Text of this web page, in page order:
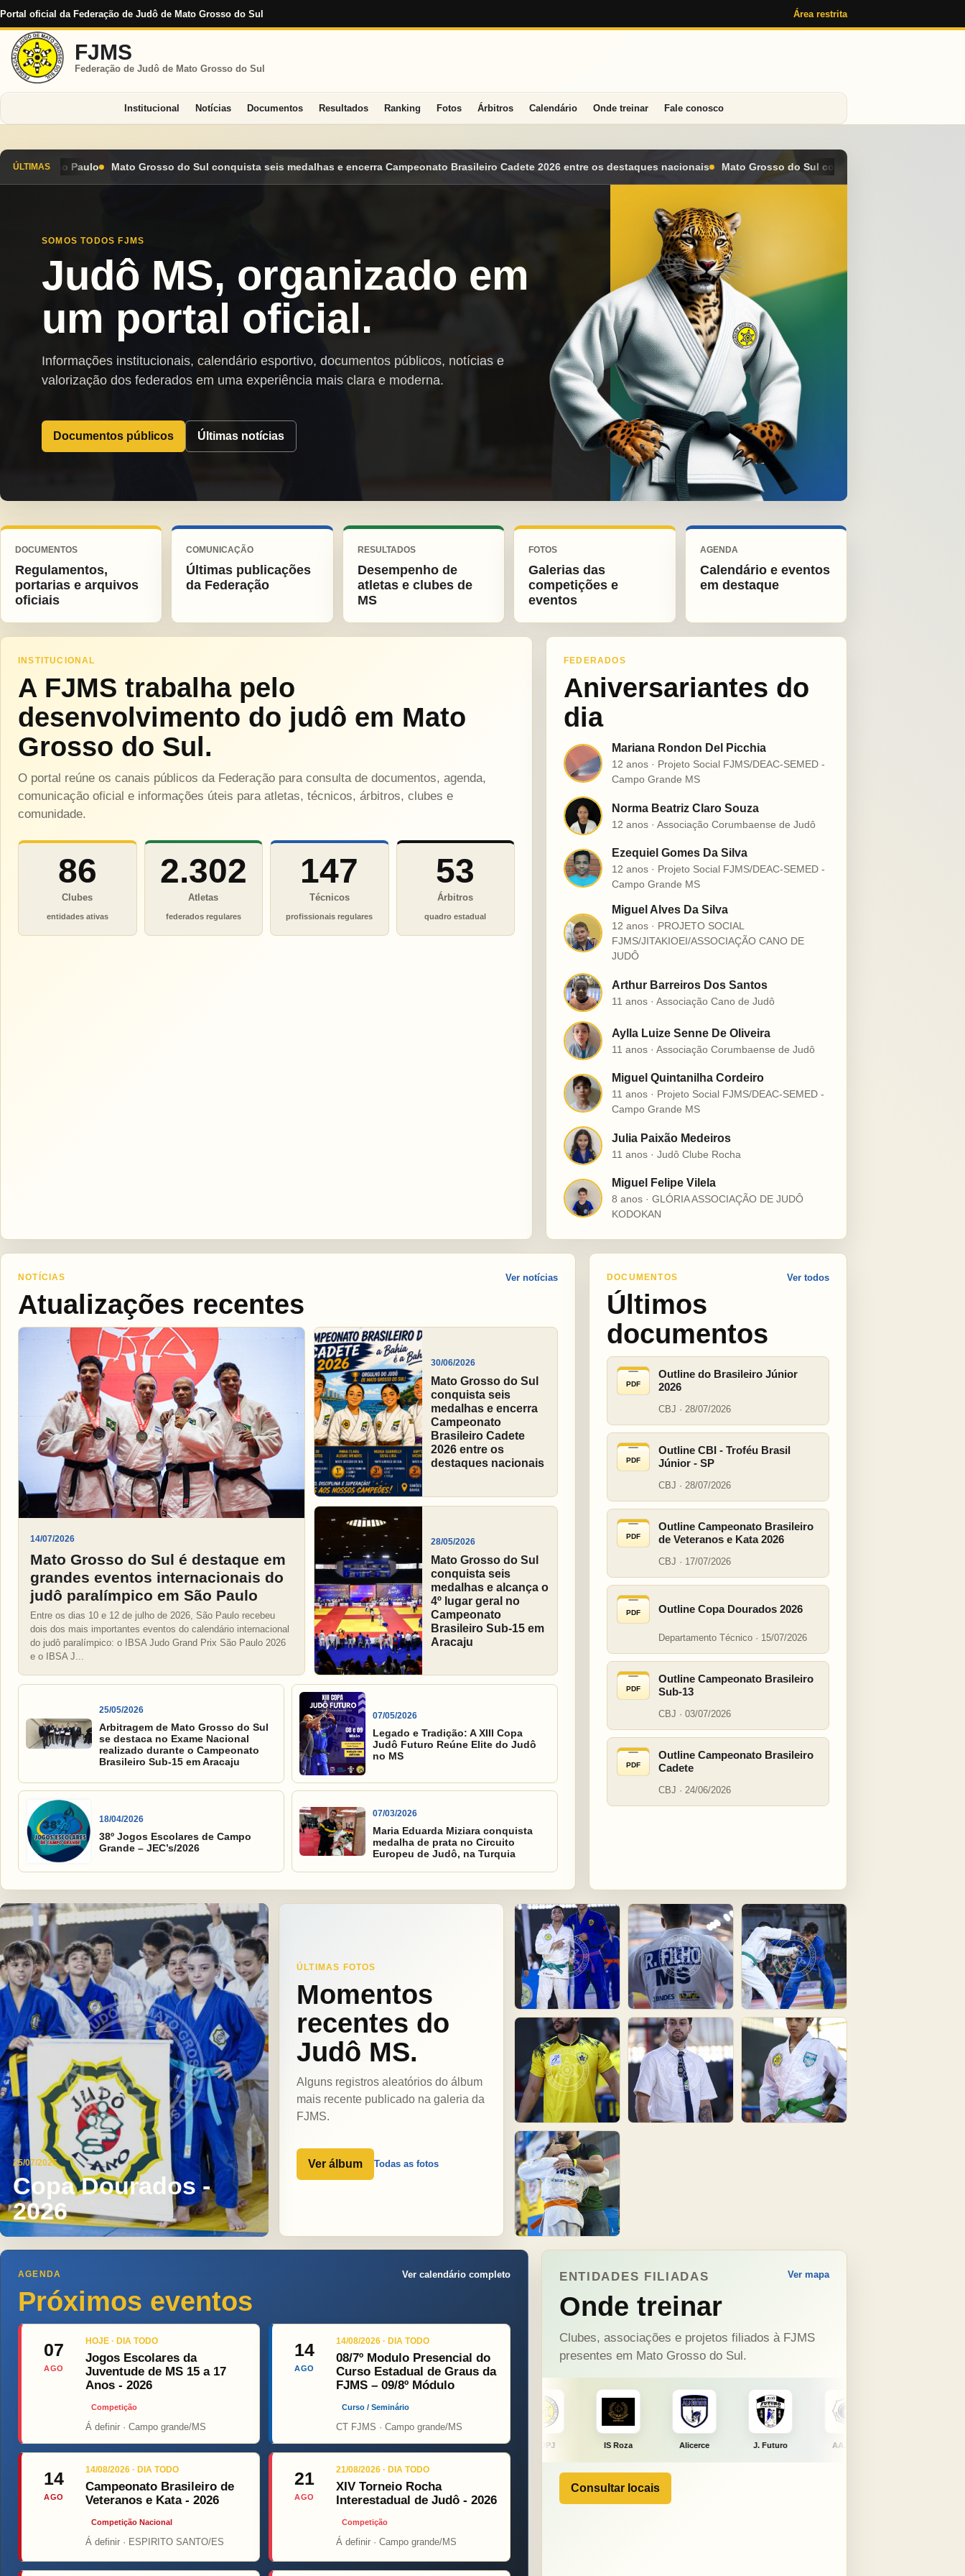
Portal oficial da Federação de Judô de Mato Grosso do Sul Área restrita
FJMS
Federação de Judô de Mato Grosso do Sul
Institucional Notícias Documentos Resultados Ranking Fotos Árbitros Calendário Onde treinar Fale conosco
ÚLTIMAS
do Sul conquista seis medalhas e encerra Campeonato Brasileiro Cadete 2026 entre os destaques nacionais Mato Grosso do Sul conquista seis medalhas e alcança o 4º lugar geral no
SOMOS TODOS FJMS
Judô MS, organizado em
um portal oficial.
Informações institucionais, calendário esportivo, documentos públicos, notícias e
valorização dos federados em uma experiência mais clara e moderna.
Documentos públicos Últimas notícias
DOCUMENTOS
Regulamentos,
portarias e arquivos
oficiais
COMUNICAÇÃO
Últimas publicações
da Federação
RESULTADOS
Desempenho de
atletas e clubes de
MS
FOTOS
Galerias das
competições e
eventos
AGENDA
Calendário e eventos
em destaque
INSTITUCIONAL
A FJMS trabalha pelo
desenvolvimento do judô em Mato
Grosso do Sul.
O portal reúne os canais públicos da Federação para consulta de documentos, agenda,
comunicação oficial e informações úteis para atletas, técnicos, árbitros, clubes e
comunidade.
86
Clubes
entidades ativas
2.302
Atletas
federados regulares
147
Técnicos
profissionais regulares
53
Árbitros
quadro estadual
FEDERADOS
Aniversariantes do
dia
M
Mariana Rondon Del Picchia
12 anos · Projeto Social FJMS/DEAC-SEMED -
Campo Grande MS
N Norma Beatriz Claro Souza
12 anos · Associação Corumbaense de Judô
E
Ezequiel Gomes Da Silva
12 anos · Projeto Social FJMS/DEAC-SEMED -
Campo Grande MS
M
Miguel Alves Da Silva
12 anos · PROJETO SOCIAL
FJMS/JITAKIOEI/ASSOCIAÇÃO CANO DE
JUDÔ
A Arthur Barreiros Dos Santos
11 anos · Associação Cano de Judô
A Aylla Luize Senne De Oliveira
11 anos · Associação Corumbaense de Judô
M
Miguel Quintanilha Cordeiro
11 anos · Projeto Social FJMS/DEAC-SEMED -
Campo Grande MS
J Julia Paixão Medeiros
11 anos · Judô Clube Rocha
M
Miguel Felipe Vilela
8 anos · GLÓRIA ASSOCIAÇÃO DE JUDÔ
KODOKAN
NOTÍCIAS
Atualizações recentes
Ver notícias
14/07/2026
Mato Grosso do Sul é destaque em
grandes eventos internacionais do
judô paralímpico em São Paulo
Entre os dias 10 e 12 de julho de 2026, São Paulo recebeu
dois dos mais importantes eventos do calendário internacional
do judô paralímpico: o IBSA Judo Grand Prix São Paulo 2026
e o IBSA J...
30/06/2026
Mato Grosso do Sul
conquista seis
medalhas e encerra
Campeonato
Brasileiro Cadete
2026 entre os
destaques nacionais
28/05/2026
Mato Grosso do Sul
conquista seis
medalhas e alcança o
4º lugar geral no
Campeonato
Brasileiro Sub-15 em
Aracaju
25/05/2026
Arbitragem de Mato Grosso do Sul
se destaca no Exame Nacional
realizado durante o Campeonato
Brasileiro Sub-15 em Aracaju
07/05/2026
Legado e Tradição: A XIII Copa
Judô Futuro Reúne Elite do Judô
no MS
18/04/2026
38º Jogos Escolares de Campo
Grande – JEC’s/2026
07/03/2026
Maria Eduarda Miziara conquista
medalha de prata no Circuito
Europeu de Judô, na Turquia
DOCUMENTOS
Últimos
documentos
Ver todos
PDF
Outline do Brasileiro Júnior
2026
CBJ · 28/07/2026
PDF
Outline CBI - Troféu Brasil
Júnior - SP
CBJ · 28/07/2026
PDF
Outline Campeonato Brasileiro
de Veteranos e Kata 2026
CBJ · 17/07/2026
PDF Outline Copa Dourados 2026
Departamento Técnico · 15/07/2026
PDF
Outline Campeonato Brasileiro
Sub-13
CBJ · 03/07/2026
PDF
Outline Campeonato Brasileiro
Cadete
CBJ · 24/06/2026
25/07/2026
Copa Dourados -
2026
ÚLTIMAS FOTOS
Momentos
recentes do
Judô MS.
Alguns registros aleatórios do álbum
mais recente publicado na galeria da
FJMS.
Ver álbum Todas as fotos
AGENDA
Próximos eventos
Ver calendário completo
07
AGO
HOJE · DIA TODO
Jogos Escolares da
Juventude de MS 15 a 17
Anos - 2026
Competição
Á definir · Campo grande/MS
14
AGO
14/08/2026 · DIA TODO
08/7º Modulo Presencial do
Curso Estadual de Graus da
FJMS – 09/8º Módulo
Curso / Seminário
CT FJMS · Campo grande/MS
14
AGO
14/08/2026 · DIA TODO
Campeonato Brasileiro de
Veteranos e Kata - 2026
Competição Nacional
Á definir · ESPIRITO SANTO/ES
21
AGO
21/08/2026 · DIA TODO
XIV Torneio Rocha
Interestadual de Judô - 2026
Competição
Á definir · Campo grande/MS
ENTIDADES FILIADAS
Onde treinar
Ver mapa
Clubes, associações e projetos filiados à FJMS
presentes em Mato Grosso do Sul.
Top Fight ONÇA PINT PSOPJ IS Roza Alicerce J. Futuro AAJNG TSURU
Consultar locais